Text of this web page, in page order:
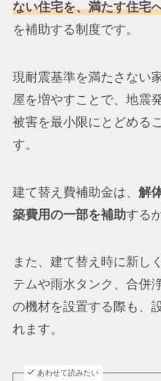
ない住宅を、満たす住宅
を補助する制度です。
現耐震基準を満たさない
屋を増やすことで、地震
被害を最小限にとどめる
す。
建て替え費補助金は、 解
築費用の一部を補助する
また、建て替え時に新し
テムや雨水タンク、合併
の機材を設置する際も、
れます。
あわせて読みたい